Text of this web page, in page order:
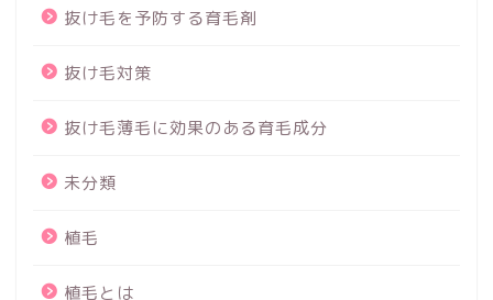
抜け毛を予防する育毛剤
抜け毛対策
抜け毛薄毛に効果のある育毛成分
未分類
植毛
植毛とは